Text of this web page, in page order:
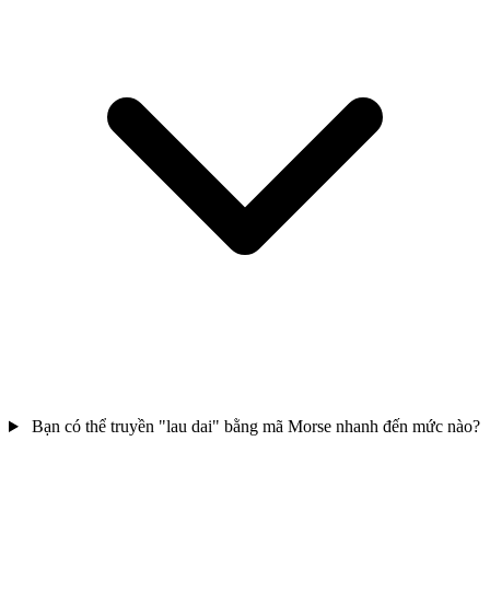
Bạn có thể truyền "lau dai" bằng mã Morse nhanh đến mức nào?